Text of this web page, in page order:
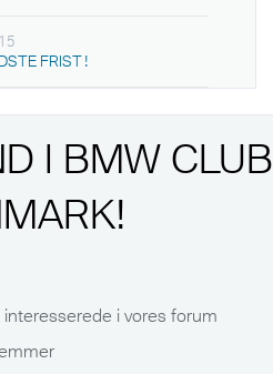
FRIST !
I BMW CLUB
i vores forum